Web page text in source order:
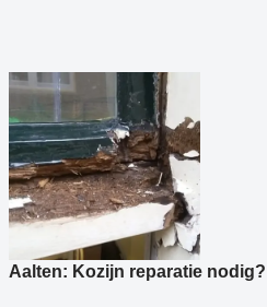
Aalten: Kozijn reparatie nodig?